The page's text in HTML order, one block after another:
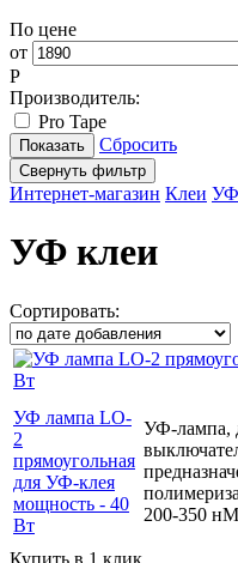
По цене
от
Р
Производитель:
Pro Tape
Сбросить
Свернуть фильтр
Интернет-магазин Клеи УФ
УФ клеи
Сортировать:
УФ лампа LO-
2
прямоугольная
для УФ-клея
мощность - 40
Вт
УФ-лампа,
200-350
Купить в 1 клик